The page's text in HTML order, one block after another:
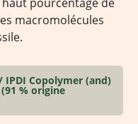
macromolécules
IPDI Copolymer (and)
% origine